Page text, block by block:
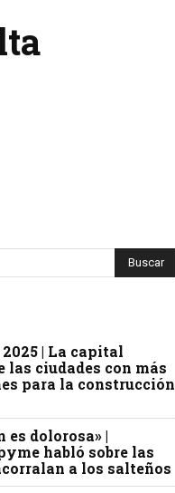
| La capital
las ciudades con más
para la construcción
es dolorosa» |
habló sobre las
a los salteños